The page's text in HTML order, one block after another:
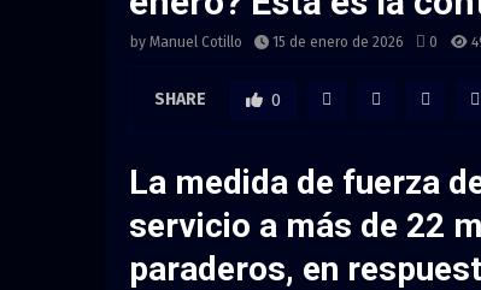
by Manuel Cotillo 15 de enero de 2026 0
SHARE 0
La medida de fuerza
servicio a más de 22
paraderos, en